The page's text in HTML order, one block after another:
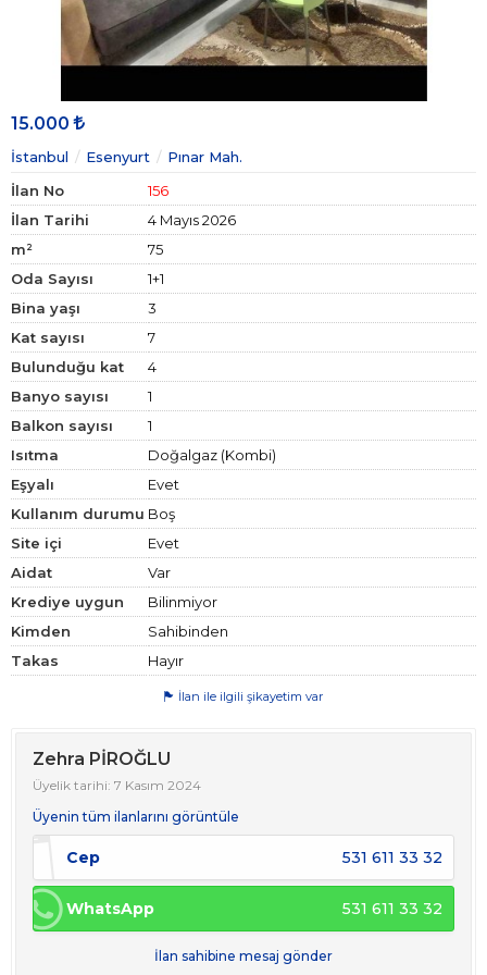
15.000
İstanbul Esenyurt
Pınar Mah.
İlan No
156
İlan Tarihi
4 Mayıs 2026
m²
75
Oda Sayısı
1+1
Bina yaşı
3
Kat sayısı
7
Bulunduğu kat
4
Banyo sayısı
1
Balkon sayısı
1
Isıtma
Doğalgaz (Kombi)
Eşyalı
Evet
Kullanım durumu Boş
Site içi
Evet
Aidat
Var
Krediye uygun
Bilinmiyor
Kimden
Sahibinden
Takas
Hayır
İlan ile ilgili şikayetim var
Zehra PİROĞLU
Üyelik tarihi: 7 Kasım 2024
Üyenin tüm ilanlarını görüntüle
Cep 531 611 33 32
WhatsApp 531 611 33 32
İlan sahibine mesaj gönder